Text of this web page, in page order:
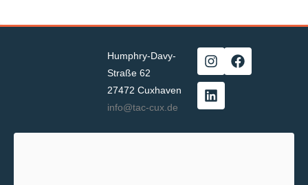
Humphry-Davy-
Straße 62
27472 Cuxhaven
info@tac-cux.de